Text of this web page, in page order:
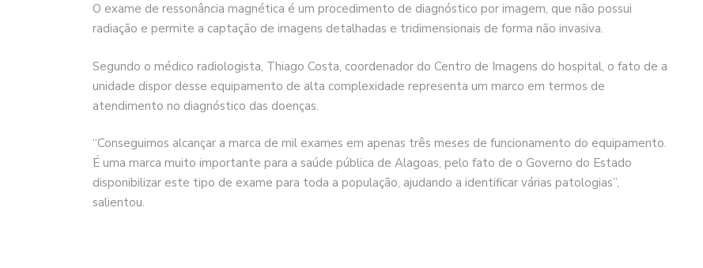
O exame de ressonância magnética é um procedimento de diagnóstico por imagem, que não possui
radiação e permite a captação de imagens detalhadas e tridimensionais de forma não invasiva.
Segundo o médico radiologista, Thiago Costa, coordenador do Centro de Imagens do hospital, o fato de a
unidade dispor desse equipamento de alta complexidade representa um marco em termos de
atendimento no diagnóstico das doenças.
“Conseguimos alcançar a marca de mil exames em apenas três meses de funcionamento do equipamento.
É uma marca muito importante para a saúde pública de Alagoas, pelo fato de o Governo do Estado
disponibilizar este tipo de exame para toda a população, ajudando a identificar várias patologias”,
salientou.